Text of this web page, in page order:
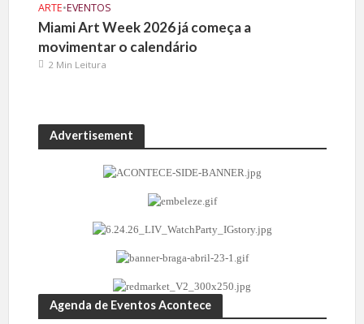
ARTE•EVENTOS
Miami Art Week 2026 já começa a
movimentar o calendário
2 Min Leitura
Advertisement
Agenda de Eventos Acontece